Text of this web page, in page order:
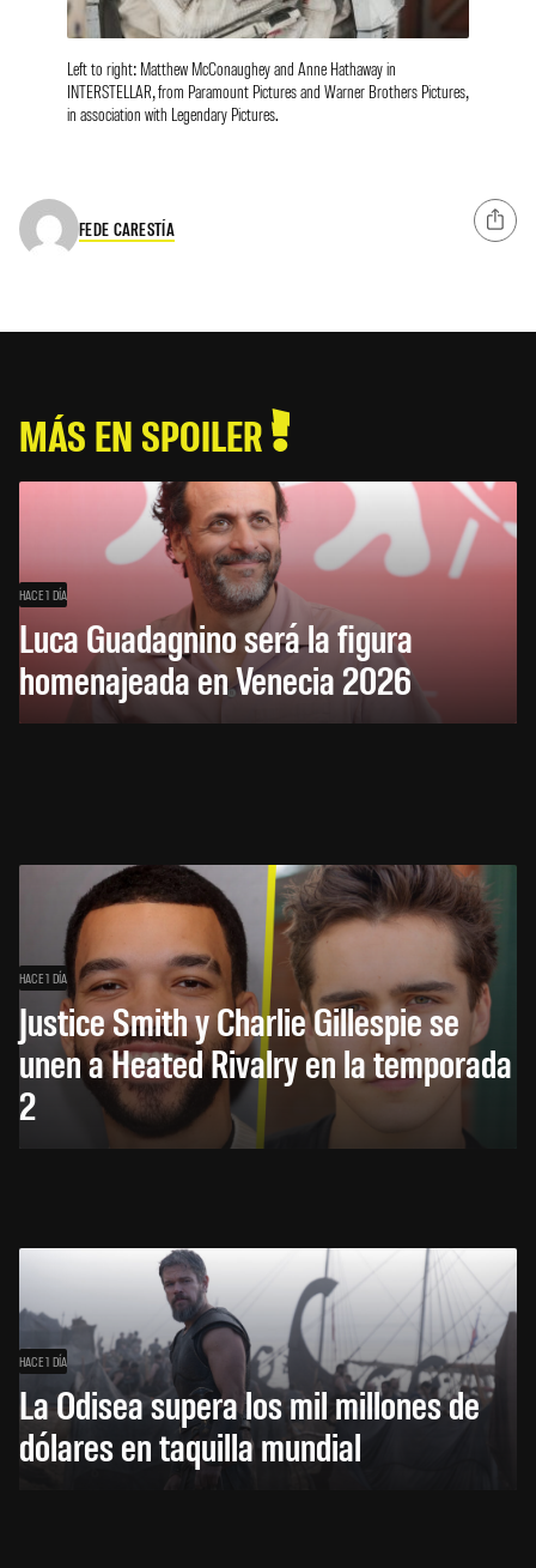
Left to right: Matthew McConaughey and Anne Hathaway in
INTERSTELLAR, from Paramount Pictures and Warner Brothers Pictures,
in association with Legendary Pictures.
FEDE CARESTÍA
MÁS EN SPOILER
HACE 1 DÍA
Luca Guadagnino será la figura
homenajeada en Venecia 2026
HACE 1 DÍA
Justice Smith y Charlie Gillespie se
unen a Heated Rivalry en la temporada
2
HACE 1 DÍA
La Odisea supera los mil millones de
dólares en taquilla mundial